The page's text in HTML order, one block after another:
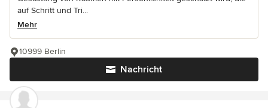
auf Schritt und Tri...
Mehr
Nachricht
10999 Berlin